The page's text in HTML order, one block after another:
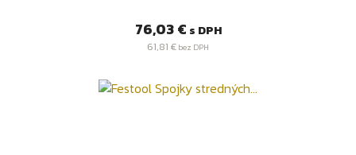
Cena
76,03 € s DPH
61,81 € bez DPH